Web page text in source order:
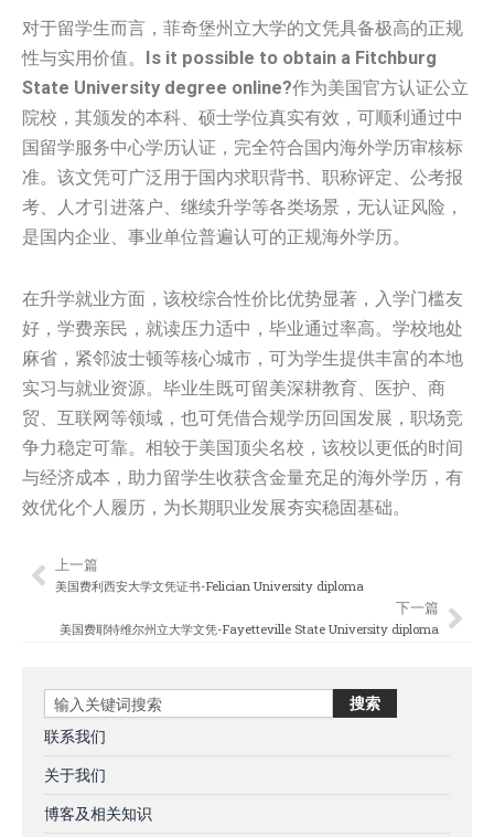
对于留学生而言，菲奇堡州立大学的文凭具备极高的正规
性与实用价值。 Is it possible to obtain a Fitchburg
State University degree online?作为美国官方认证公立
院校，其颁发的本科、硕士学位真实有效，可顺利通过中
国留学服务中心学历认证，完全符合国内海外学历审核标
准。该文凭可广泛用于国内求职背书、职称评定、公考报
考、人才引进落户、继续升学等各类场景，无认证风险，
是国内企业、事业单位普遍认可的正规海外学历。
在升学就业方面，该校综合性价比优势显著，入学门槛友
好，学费亲民，就读压力适中，毕业通过率高。学校地处
麻省，紧邻波士顿等核心城市，可为学生提供丰富的本地
实习与就业资源。毕业生既可留美深耕教育、医护、商
贸、互联网等领域，也可凭借合规学历回国发展，职场竞
争力稳定可靠。相较于美国顶尖名校，该校以更低的时间
与经济成本，助力留学生收获含金量充足的海外学历，有
效优化个人履历，为长期职业发展夯实稳固基础。
Prev
上一篇
美国费利西安大学文凭证书-Felician University diploma
下一篇
美国费耶特维尔州立大学文凭-Fayetteville State University diploma
Search 搜索
联系我们
关于我们
博客及相关知识